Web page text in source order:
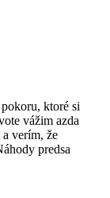
ktoré si
vážim azda
verím, že
predsa